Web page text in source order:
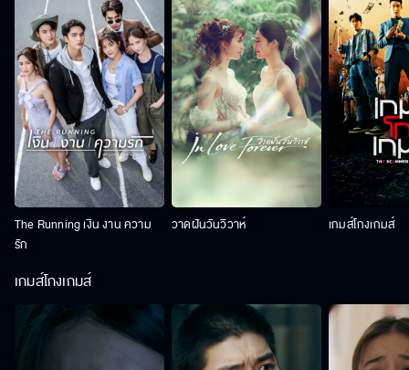
The Running เงิน งาน ความ
รัก
วาดฝันวันวิวาห์ เกมส์โกงเกมส์
เกมส์โกงเกมส์